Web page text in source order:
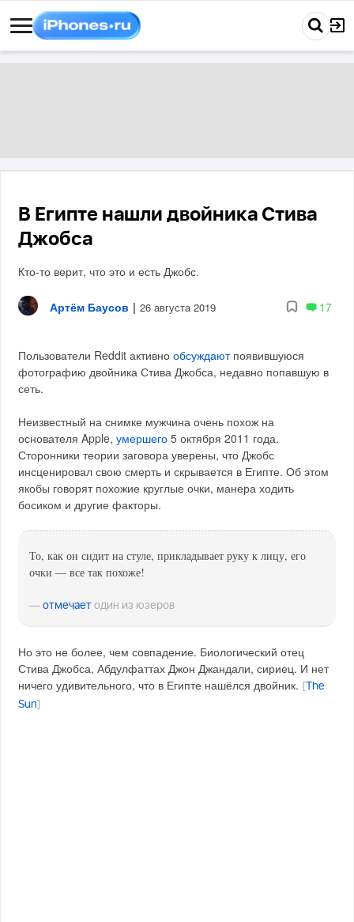
В Египте нашли двойника Стива
Джобса
Кто-то верит, что это и есть Джобс.
Артём Баусов | 26 августа 2019 17
Пользователи Reddit активнообсуждаютпоявившуюся
фотографию двойника Стива Джобса, недавно попавшую в
сеть.
Неизвестный на снимке мужчина очень похож на
основателя Apple,умершего 5 октября 2011 года.
Сторонники теории заговора уверены, что Джобс
инсценировал свою смерть и скрывается в Египте. Об этом
якобы говорят похожие круглые очки, манера ходить
босиком и другие факторы.
То, как он сидит на стуле, прикладывает руку к лицу, его
очки — все так похоже!
—отмечает один из юзеров
Но это не более, чем совпадение. Биологический отец
Стива Джобса, Абдулфаттах Джон Джандали, сириец. И нет
ничего удивительного, что в Египте нашёлся двойник.
The
Sun